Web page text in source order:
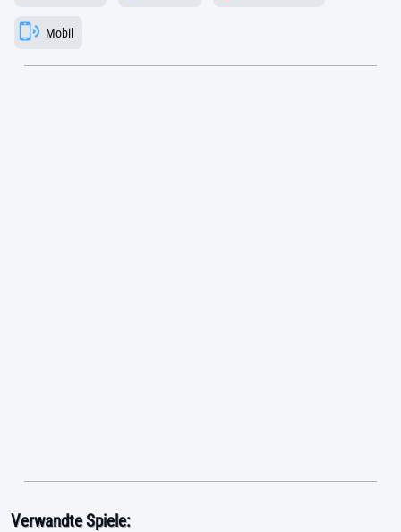
Mobil
Verwandte Spiele: